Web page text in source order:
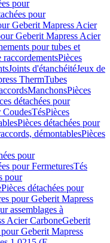
pour
pour
Geberit Mapress Acier
Geberit Mapress Acier
pour tubes et
raccordementsPièces
Joints d'étanchéitéJeux de
ThermTubes
ManchonsPièces
détachées pour
CoudesTésPièces
Pièces détachées pour
démontablesPièces
pour
pour FermeturesTés
pour
Pièces détachées pour
pour Geberit Mapress
assemblages à
Acier CarboneGeberit
pour Geberit Mapress